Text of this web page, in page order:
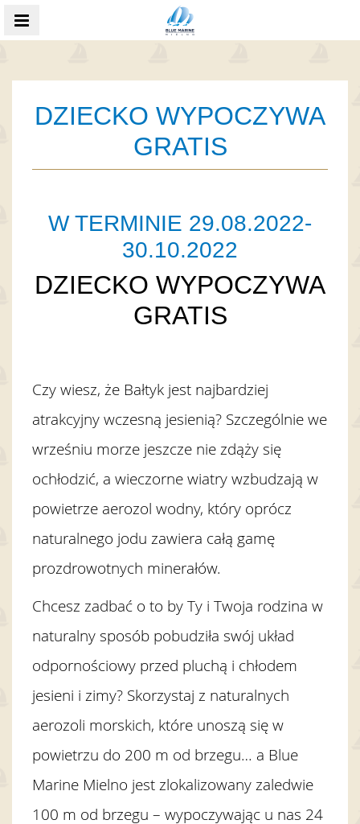
DZIECKO WYPOCZYWA
GRATIS
W TERMINIE 29.08.2022-
30.10.2022
DZIECKO WYPOCZYWA
GRATIS
Czy wiesz, że Bałtyk jest najbardziej
atrakcyjny wczesną jesienią? Szczególnie we
wrześniu morze jeszcze nie zdąży się
ochłodzić, a wieczorne wiatry wzbudzają w
powietrze aerozol wodny, który oprócz
naturalnego jodu zawiera całą gamę
prozdrowotnych minerałów.
Chcesz zadbać o to by Ty i Twoja rodzina w
naturalny sposób pobudziła swój układ
odpornościowy przed pluchą i chłodem
jesieni i zimy? Skorzystaj z naturalnych
aerozoli morskich, które unoszą się w
powietrzu do 200 m od brzegu… a Blue
Marine Mielno jest zlokalizowany zaledwie
100 m od brzegu – wypoczywając u nas 24